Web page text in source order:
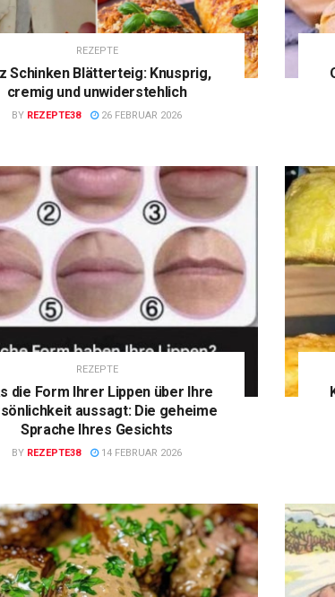
REZEPTE
Schinken Blätterteig: Knusprig,
cremig und unwiderstehlich
BY REZEPTE38 26 FEBRUAR 2026
REZEPTE
die Form Ihrer Lippen über Ihre
aussagt: Die geheime
Sprache Ihres Gesichts
BY REZEPTE38 14 FEBRUAR 2026